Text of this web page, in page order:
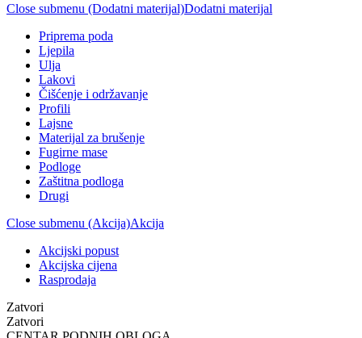
Close submenu (Dodatni materijal)Dodatni materijal
Priprema poda
Ljepila
Ulja
Lakovi
Čišćenje i održavanje
Profili
Lajsne
Materijal za brušenje
Fugirne mase
Podloge
Zaštitna podloga
Drugi
Close submenu (Akcija)Akcija
Akcijski popust
Akcijska cijena
Rasprodaja
Zatvori
Zatvori